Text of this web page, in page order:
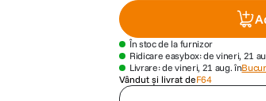
În stoc de la furnizor
Ridicare easybox: de vineri, 21
Livrare: de vineri, 21 aug. în
Vândut și livrat deF64